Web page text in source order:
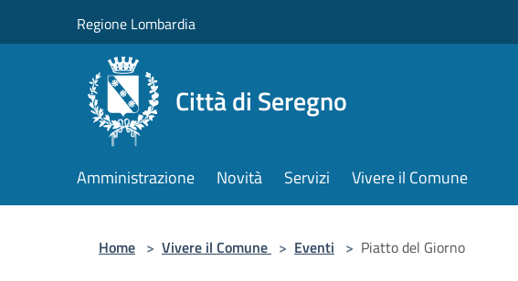
Regione Lombardia
Città di Seregno
Amministrazione Novità Servizi Vivere il Comune
Home > Vivere il Comune > Eventi > Piatto del Giorno